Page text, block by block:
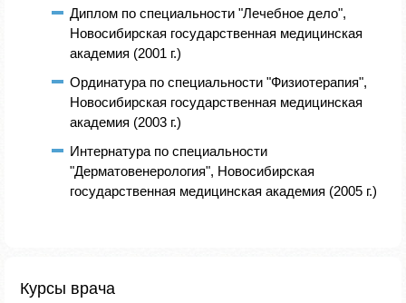
Диплом по специальности "Лечебное дело",
Новосибирская государственная медицинская
академия (2001 г.)
Ординатура по специальности "Физиотерапия",
Новосибирская государственная медицинская
академия (2003 г.)
Интернатура по специальности
"Дерматовенерология", Новосибирская
государственная медицинская академия (2005 г.)
Курсы врача